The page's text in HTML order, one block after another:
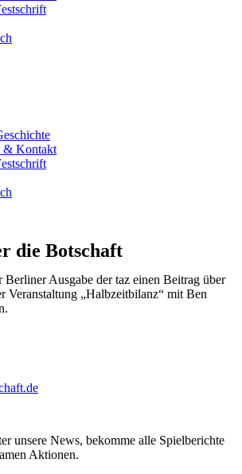
& Kontakt
die Botschaft
Berliner Ausgabe der taz einen Beitrag über
Veranstaltung „Halbzeitbilanz“ mit Ben
unsere News, bekomme alle Spielberichte
Aktionen.